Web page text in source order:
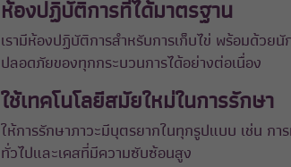
ห้องปฏิบัติการที่ได้มาตรฐาน
เรามีห้องปฏิบัติการสำหรับการเก็บไข่ พร้อมด้ว
ปลอดภัยของทุกกระบวนการได้อย่างต่อเนื่อง
ใช้เทคโนโลยีสมัยใหม่ในการรักษา
ให้การรักษาภาวะมีบุตรยากในทุกรูปแบบ เช่น ก
ทั่วไปและเคสที่มีความซับซ้อนสูง